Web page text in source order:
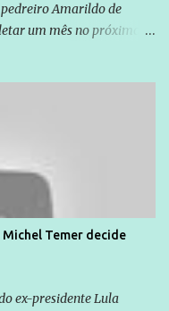
Amarildo de
um mês no próximo
de risco ou têm seus
cobra do Brasil
Temer decide
ex-presidente Lula